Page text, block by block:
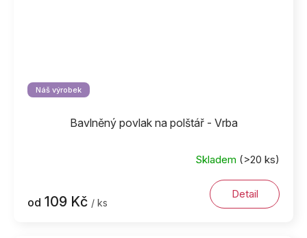
Náš výrobek
Bavlněný povlak na polštář - Vrba
Skladem (>20 ks)
od 109 Kč / ks
Detail